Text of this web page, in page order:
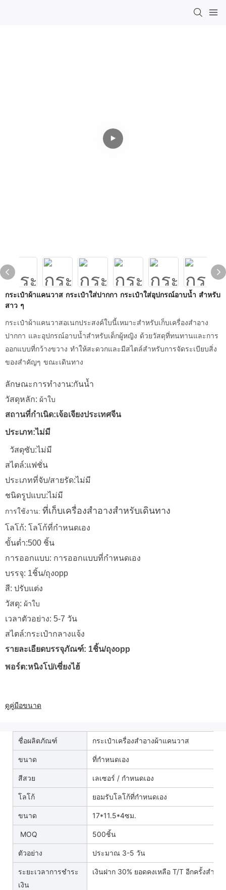
กระเป๋าผ้าแคนวาส กระเป๋าใส่ปากกา กระเป๋าใส่อุปกรณ์อาบน้ำ สำหรับ
สาว ๆ
กระเป๋าผ้าแคนวาสอเนกประสงค์ใบนี้เหมาะสำหรับเก็บเครื่องสำอาง
ปากกา และอุปกรณ์อาบน้ำสำหรับเด็กผู้หญิง ด้วยวัสดุที่ทนทานและการ
ออกแบบที่กว้างขวาง ทำให้สะดวกและมีสไตล์สำหรับการจัดระเบียบสิ่ง
ของสำคัญๆ ขณะเดินทาง
ลักษณะการทำงาน:กันน้ำ
วัสดุหลัก: ผ้าใบ
สถานที่กำเนิด:เจ้อเจียงประเทศจีน
ประเภท:ไม่มี
วัสดุซับ:ไม่มี
สไตล์:แฟชั่น
ประเภทที่จับ/สายรัด:ไม่มี
ชนิดรูปแบบ:ไม่มี
การใช้งาน: ที่เก็บเครื่องสำอางสำหรับเดินทาง
โลโก้: โลโก้ที่กำหนดเอง
ขั้นต่ำ:500 ชิ้น
การออกแบบ: การออกแบบที่กำหนดเอง
บรรจุ: 1ชิ้น/ถุงopp
สี: ปรับแต่ง
วัสดุ: ผ้าใบ
เวลาตัวอย่าง: 5-7 วัน
สไตล์:กระเป๋ากลางแจ้ง
รายละเอียดบรรจุภัณฑ์: 1ชิ้น/ถุงopp
พอร์ต:หนิงโป/เซี่ยงไฮ้
ดูคู่มือขนาด
ชื่อผลิตภัณฑ์ กระเป๋าเครื่องสำอางผ้าแคนวาส
ขนาด ที่กำหนดเอง
สีสวย เลเซอร์ / กำหนดเอง
โลโก้ ยอมรับโลโก้ที่กำหนดเอง
ขนาด 17*11.5*4ซม.
MOQ 500ชิ้น
ตัวอย่าง ประมาณ 3-5 วัน
ระยะเวลาการชำระ
เงิน
เงินฝาก 30% ยอดคงเหลือ T/T อีกครั้งสำเน